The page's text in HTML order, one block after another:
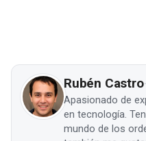
Rubén Castro
Apasionado de
en tecnología.
mundo de los